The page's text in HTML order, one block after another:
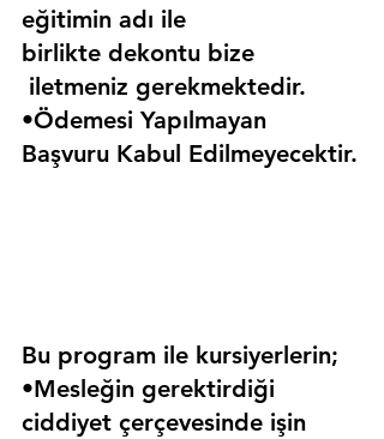
eğitimin adı ile
birlikte dekontu bize
iletmeniz gerekmektedir.
•Ödemesi Yapılmayan
Başvuru Kabul Edilmeyecektir.
Bu program ile kursiyerlerin;
•Mesleğin gerektirdiği
ciddiyet çerçevesinde işin